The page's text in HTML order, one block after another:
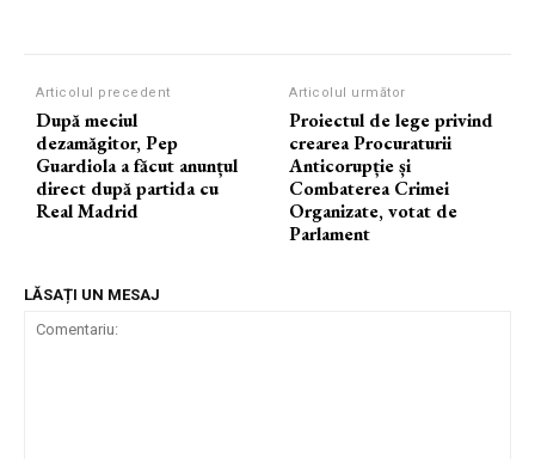
Articolul precedent
După meciul
dezamăgitor, Pep
Guardiola a făcut anunțul
direct după partida cu
Real Madrid
Articolul următor
Proiectul de lege privind
crearea Procuraturii
Anticorupție și
Combaterea Crimei
Organizate, votat de
Parlament
LĂSAȚI UN MESAJ